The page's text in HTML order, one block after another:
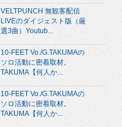
VELTPUNCH 無観客配信
LIVEのダイジェスト版（厳
選3曲）Youtub...
10-FEET Vo./G.TAKUMAの
ソロ活動に密着取材。
TAKUMA【何人か...
10-FEET Vo./G.TAKUMAの
ソロ活動に密着取材。
TAKUMA【何人か...